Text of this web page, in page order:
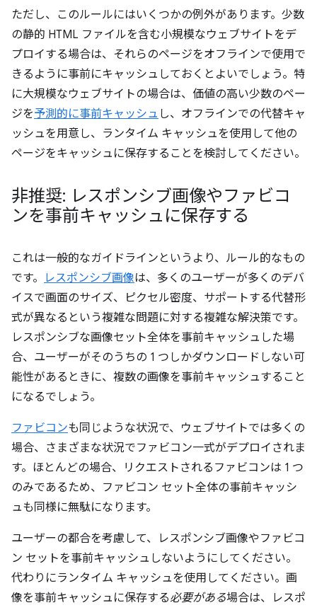
ただし、このルールにはいくつかの例外があります。少数
の静的 HTML ファイルを含む小規模なウェブサイトをデ
プロイする場合は、それらのページをオフラインで使用で
きるように事前にキャッシュしておくとよいでしょう。特
に大規模なウェブサイトの場合は、価値の高い少数のペー
ジを予測的に事前キャッシュ し、オフラインでの代替キャ
ッシュを用意し、ランタイム キャッシュを使用して他の
ページをキャッシュに保存することを検討してください。
非推奨: レスポンシブ画像やファビコ
ンを事前キャッシュに保存する
これは一般的なガイドラインというより、ルール的なもの
です。
レスポンシブ画像は、多くのユーザーが多くのデバ
イスで画面のサイズ、ピクセル密度、サポートする代替形
式が異なるという複雑な問題に対する複雑な解決策です。
レスポンシブな画像セット全体を事前キャッシュした場
合、ユーザーがそのうちの 1 つしかダウンロードしない可
能性があるときに、複数の画像を事前キャッシュすること
になるでしょう。
ファビコンも同じような状況で、ウェブサイトでは多くの
場合、さまざまな状況でファビコン一式がデプロイされま
す。ほとんどの場合、リクエストされるファビコンは 1 つ
のみであるため、ファビコン セット全体の事前キャッシ
ュも同様に無駄になります。
ユーザーの都合を考慮して、レスポンシブ画像やファビコ
ン セットを事前キャッシュしないようにしてください。
代わりにランタイム キャッシュを使用してください。画
像を事前キャッシュに保存する必要がある場合は、レスポ